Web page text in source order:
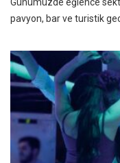
Günümüzde eğlence
pavyon, bar ve turistik